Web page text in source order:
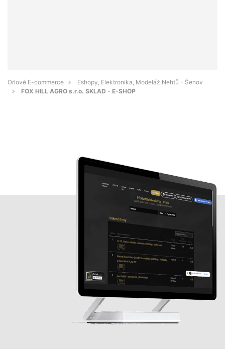
Orlové E-commerce
Eshopy, Elektronika, Modeláž Nehtů - Šenov
FOX HILL AGRO s.r.o. SKLAD - E-SHOP